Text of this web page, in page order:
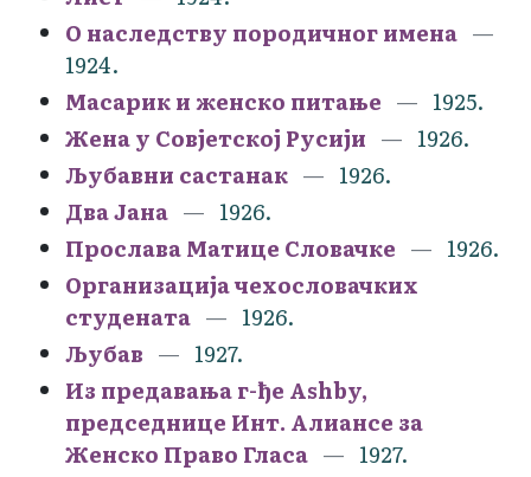
О наследству породичног имена
1924.
Масарик и женско питање
1925.
Жена у Совјетској Русији
1926.
Љубавни састанак
1926.
Два Јана
1926.
Прослава Матице Словачке
1926.
Организација чехословачких
студената
1926.
Љубав
1927.
Из предавања г-ђе Ashby,
председнице Инт. Алиансе за
Женско Право Гласа
1927.